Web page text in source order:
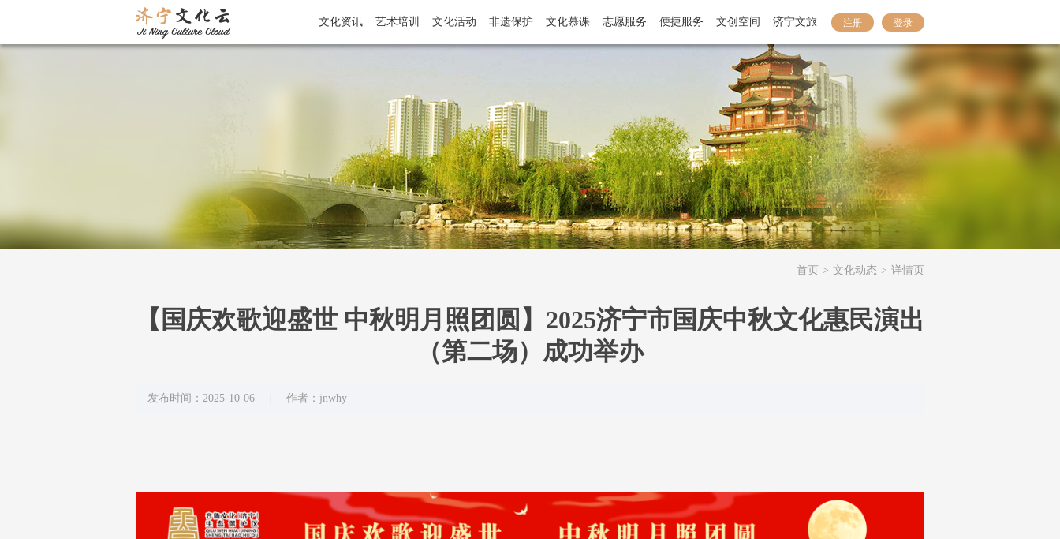
登录
注册
文化资讯 艺术培训 文化活动 非遗保护 文化慕课 志愿服务 便捷服务 文创空间 济宁文旅
首页 > 文化动态 > 详情页
【国庆欢歌迎盛世 中秋明月照团圆】2025济宁市国庆中秋文化惠民演出
（第二场）成功举办
发布时间：2025-10-06 作者：jnwhy